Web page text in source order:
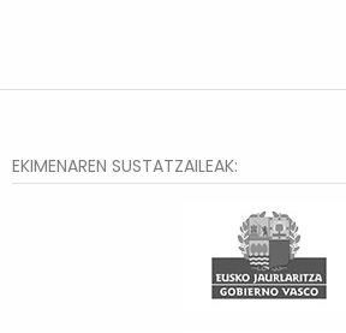
EKIMENAREN SUSTATZAILEAK: